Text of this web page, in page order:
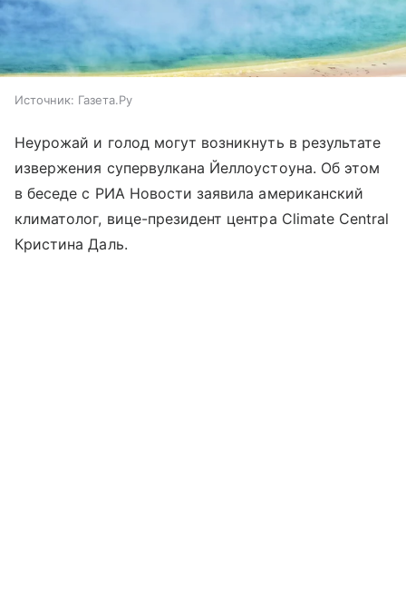
Источник: Газета.Ру
Неурожай и голод могут возникнуть в результате
извержения супервулкана Йеллоустоуна. Об этом
в беседе с РИА Новости заявила американский
климатолог, вице-президент центра Climate Central
Кристина Даль.